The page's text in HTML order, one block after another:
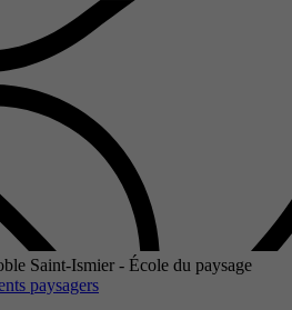
Saint-Ismier - École du paysage
paysagers